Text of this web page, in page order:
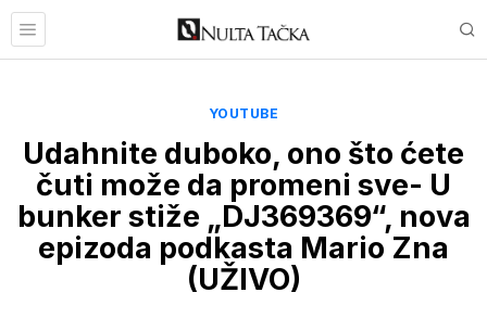
YOUTUBE
Udahnite duboko, ono što ćete
čuti može da promeni sve- U
bunker stiže „DJ369369“, nova
epizoda podkasta Mario Zna
(UŽIVO)